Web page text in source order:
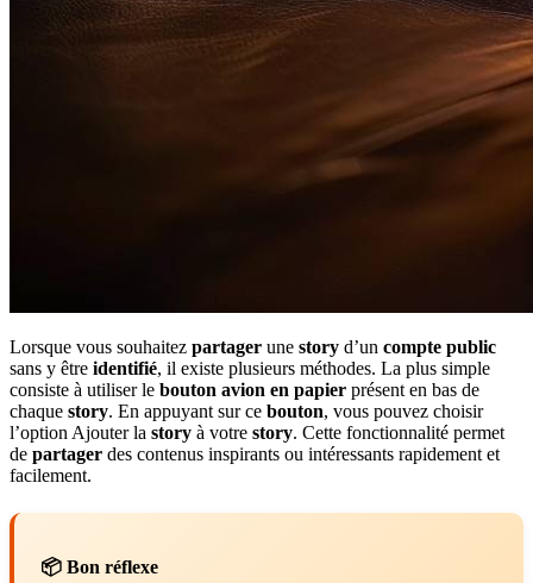
Lorsque vous souhaitez partager une story d’un compte public
sans y être identifié, il existe plusieurs méthodes. La plus simple
consiste à utiliser le bouton avion en papier présent en bas de
chaque story. En appuyant sur ce bouton, vous pouvez choisir
l’option Ajouter la story à votre story. Cette fonctionnalité permet
de partager des contenus inspirants ou intéressants rapidement et
facilement.
📦 Bon réflexe